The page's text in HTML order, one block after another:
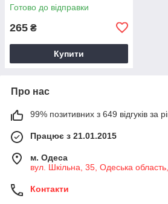
Готово до відправки
265 ₴
Купити
Про нас
99% позитивних з 649 відгуків за
Працює з 21.01.2015
м. Одеса
вул. Шкільна, 35, Одеська
Контакти